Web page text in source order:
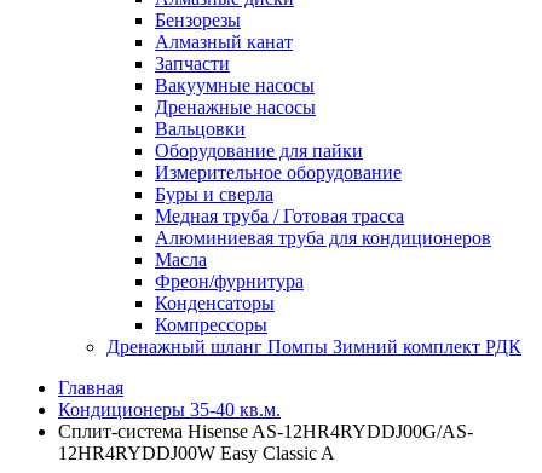
Бензорезы
Алмазный канат
Запчасти
Вакуумные насосы
Дренажные насосы
Вальцовки
Оборудование для пайки
Измерительное оборудование
Буры и сверла
Медная труба / Готовая трасса
Алюминиевая труба для кондиционеров
Масла
Фреон/фурнитура
Конденсаторы
Компрессоры
Дренажный шланг Помпы Зимний комплект РДК
Главная
Кондиционеры 35-40 кв.м.
Сплит-система Hisense AS-12HR4RYDDJ00G/AS-
12HR4RYDDJ00W Easy Classic A